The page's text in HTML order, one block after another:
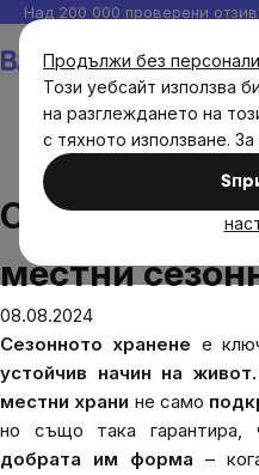
Продължи без
Този уебсайт използва
на разглеждането на
с тяхното използване.
Прескочи
към
съдържанието
Над 200 000 проверени
Съвети за
Съвети за
местни
08.08.2024
Сезонното хранене е
устойчив начин на живот.
местни храни не само
но също така гарантира,
добрата им форма –